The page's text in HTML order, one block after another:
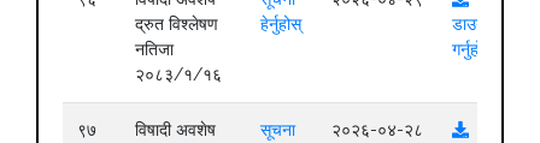
द्रुत विश्लेषण
नतिजा
२०८३/१/१६
हेर्नुहोस्
डाउनलोड
गर्नुहोस्
९७
विषादी अवशेष
सूचना
२०२६-०४-२८